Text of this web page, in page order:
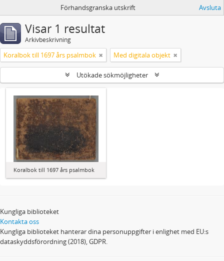
Förhandsgranska utskrift Avsluta
Visar 1 resultat
Arkivbeskrivning
Koralbok till 1697 års psalmbok Med digitala objekt
Utökade sökmöjligheter
Koralbok till 1697 års psalmbok
Kungliga biblioteket
Kontakta oss
Kungliga biblioteket hanterar dina personuppgifter i enlighet med EU:s
dataskyddsförordning (2018), GDPR.